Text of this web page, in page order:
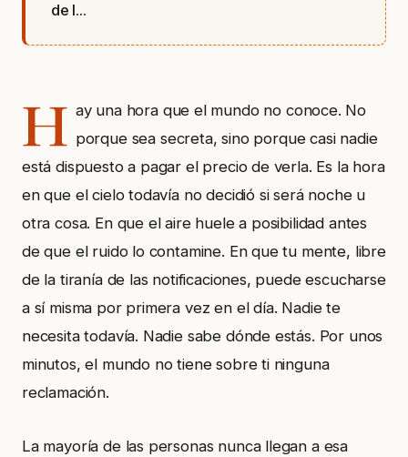
de l...
H ay una hora que el mundo no conoce. No
porque sea secreta, sino porque casi nadie
está dispuesto a pagar el precio de verla. Es la hora
en que el cielo todavía no decidió si será noche u
otra cosa. En que el aire huele a posibilidad antes
de que el ruido lo contamine. En que tu mente, libre
de la tiranía de las notificaciones, puede escucharse
a sí misma por primera vez en el día. Nadie te
necesita todavía. Nadie sabe dónde estás. Por unos
minutos, el mundo no tiene sobre ti ninguna
reclamación.
La mayoría de las personas nunca llegan a esa